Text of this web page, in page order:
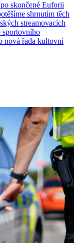
skončené Euforii
shrnutím těch
streamovacích
sportovního
nová řada kultovní